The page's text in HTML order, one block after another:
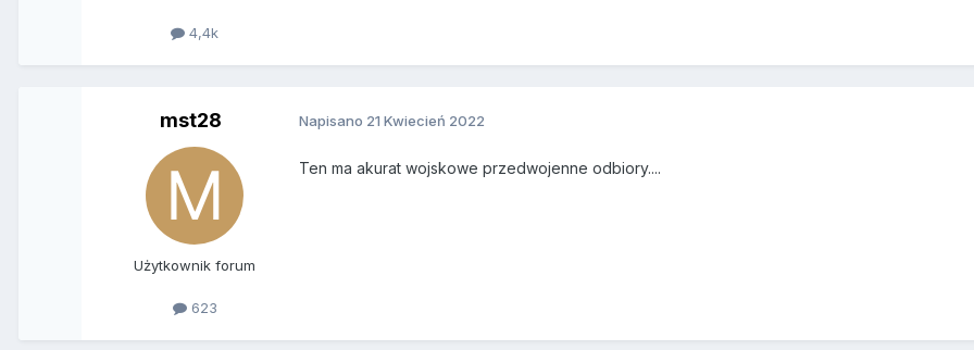
4,4k
mst28
Użytkownik forum
623
Napisano 21 Kwiecień 2022
Ten ma akurat wojskowe przedwojenne odbiory....